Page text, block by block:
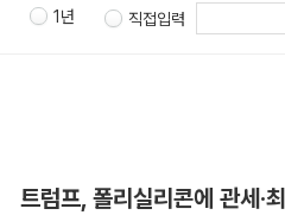
1년 직접입력
트럼프, 폴리실리콘에 관세